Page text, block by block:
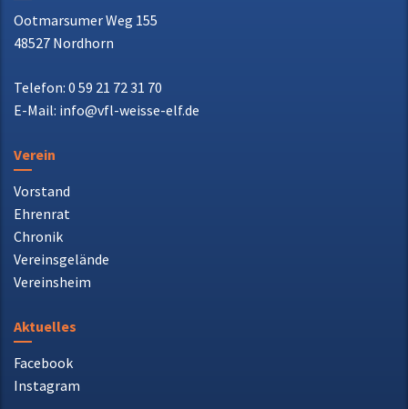
Ootmarsumer Weg 155
48527 Nordhorn
Telefon: 0 59 21 72 31 70
E-Mail: info@vfl-weisse-elf.de
Verein
Vorstand
Ehrenrat
Chronik
Vereinsgelände
Vereinsheim
Aktuelles
Facebook
Instagram